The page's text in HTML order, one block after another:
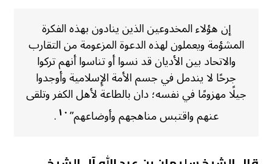
إن هؤلاء المخدوعين الذين ينادون بهذه الفكرة
المشؤمة ويعملون لهذه الدعوة المزعومة من التقارب
والاتحاد بين الأديان قد نسوا أو تناسوا أنهم تركوا
جرحًا لا يندمل في جسم الأمة الإِسلامية وأوجدوا
جيلًا مهزومًا في نفسه؛ دان بالطاعة لأهل الكفر وتلقى
عنهم واقتبس مناهجهم وأوضاعهم”١٠.